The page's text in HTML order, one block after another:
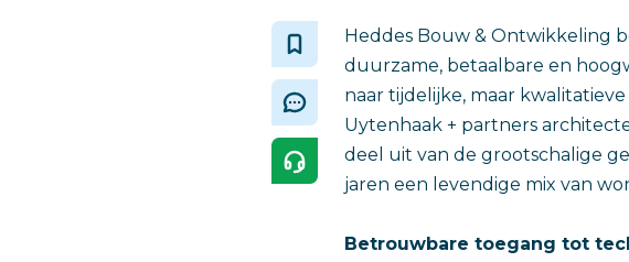
Heddes Bouw & Ontwikkeling
duurzame, betaalbare en
naar tijdelijke, maar
Uytenhaak + partners
deel uit van de grootschalige
jaren een levendige mix van
Betrouwbare toegang tot